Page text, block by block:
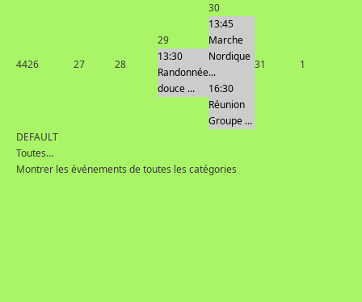
4426 27 28
29
13:30
Randonnée
douce ...
30
13:45
Marche
Nordique
...
16:30
Réunion
Groupe ...
31 1
DEFAULT
Toutes…
Montrer les événements de toutes les catégories